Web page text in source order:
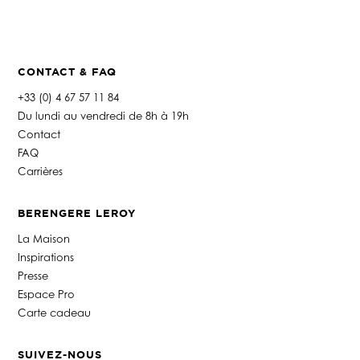
CONTACT & FAQ
+33 (0) 4 67 57 11 84
Du lundi au vendredi de 8h à 19h
Contact
FAQ
Carrières
BERENGERE LEROY
La Maison
Inspirations
Presse
Espace Pro
Carte cadeau
SUIVEZ-NOUS